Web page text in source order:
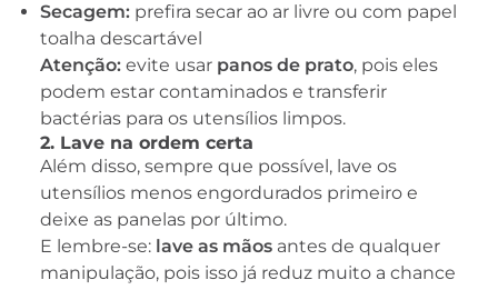
Secagem: prefira secar ao ar livre ou com papel
toalha descartável
Atenção: evite usar panos de prato, pois eles
podem estar contaminados e transferir
bactérias para os utensílios limpos.
2. Lave na ordem certa
Além disso, sempre que possível, lave os
utensílios menos engordurados primeiro e
deixe as panelas por último.
E lembre-se: lave as mãos antes de qualquer
manipulação, pois isso já reduz muito a chance